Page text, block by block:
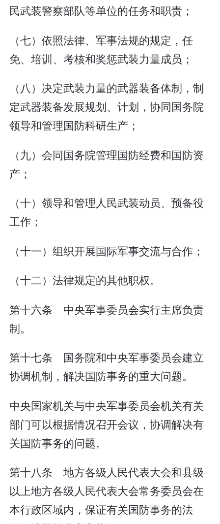
民武装警察部队等单位的任务和职责；
（七）依照法律、军事法规的规定，任
免、培训、考核和奖惩武装力量成员；
（八）决定武装力量的武器装备体制，制
定武器装备发展规划、计划，协同国务院
领导和管理国防科研生产；
（九）会同国务院管理国防经费和国防资
产；
（十）领导和管理人民武装动员、预备役
工作；
（十一）组织开展国际军事交流与合作；
（十二）法律规定的其他职权。
第十六条 中央军事委员会实行主席负责
制。
第十七条 国务院和中央军事委员会建立
协调机制，解决国防事务的重大问题。
中央国家机关与中央军事委员会机关有关
部门可以根据情况召开会议，协调解决有
关国防事务的问题。
第十八条 地方各级人民代表大会和县级
以上地方各级人民代表大会常务委员会在
本行政区域内，保证有关国防事务的法